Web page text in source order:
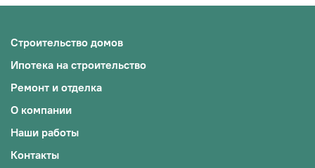
Строительство домов
Ипотека на строительство
Ремонт и отделка
О компании
Наши работы
Контакты